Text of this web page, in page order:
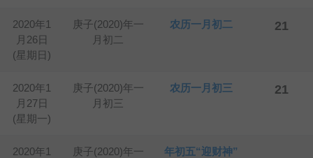
2020年1
月26日
(星期日)
庚子(2020)年一
月初二
农历一月初二 21
2020年1
月27日
(星期一)
庚子(2020)年一
月初三
农历一月初三 21
2020年1
庚子(2020)年一
年初五“迎财神”